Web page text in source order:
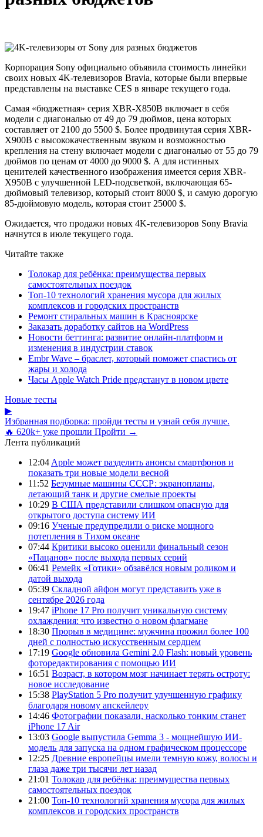
Корпорация Sony официально объявила стоимость линейки
своих новых 4K-телевизоров Bravia, которые были впервые
представлены на выставке CES в январе текущего года.
Самая «бюджетная» серия XBR-X850B включает в себя
модели с диагональю от 49 до 79 дюймов, цена которых
составляет от 2100 до 5500 $. Более продвинутая серия XBR-
X900B с высококачественным звуком и возможностью
крепления на стену включает модели с диагональю от 55 до 79
дюймов по ценам от 4000 до 9000 $. А для истинных
ценителей качественного изображения имеется серия XBR-
X950B с улучшенной LED-подсветкой, включающая 65-
дюймовый телевизор, который стоит 8000 $, и самую дорогую
85-дюймовую модель, которая стоит 25000 $.
Ожидается, что продажи новых 4K-телевизоров Sony Bravia
начнутся в июле текущего года.
Читайте также
Толокар для ребёнка: преимущества первых
самостоятельных поездок
Топ-10 технологий хранения мусора для жилых
комплексов и городских пространств
Ремонт стиральных машин в Красноярске
Заказать доработку сайтов на WordPress
Новости беттинга: развитие онлайн-платформ и
изменения в индустрии ставок
Embr Wave – браслет, который поможет спастись от
жары и холода
Часы Apple Watch Pride предстанут в новом цвете
Новые тесты
▶
Избранная подборка: пройди тесты и узнай себя лучше.
🔥 620k+ уже прошли Пройти →
Лента публикаций
12:04 Apple может разделить анонсы смартфонов и
показать три новые модели весной
11:52 Безумные машины СССР: экранопланы,
летающий танк и другие смелые проекты
10:29 В США представили слишком опасную для
открытого доступа систему ИИ
09:16 Ученые предупредили о риске мощного
потепления в Тихом океане
07:44 Критики высоко оценили финальный сезон
«Пацанов» после выхода первых серий
06:41 Ремейк «Готики» обзавёлся новым роликом и
датой выхода
05:39 Складной айфон могут представить уже в
сентябре 2026 года
19:47 iPhone 17 Pro получит уникальную систему
охлаждения: что известно о новом флагмане
18:30 Прорыв в медицине: мужчина прожил более 100
дней с полностью искусственным сердцем
17:19 Google обновила Gemini 2.0 Flash: новый уровень
фоторедактирования с помощью ИИ
16:51 Возраст, в котором мозг начинает терять остроту:
новое исследование
15:38 PlayStation 5 Pro получит улучшенную графику
благодаря новому апскейлеру
14:46 Фотографии показали, насколько тонким станет
iPhone 17 Air
13:03 Google выпустила Gemma 3 - мощнейшую ИИ-
модель для запуска на одном графическом процессоре
12:25 Древние европейцы имели темную кожу, волосы и
глаза даже три тысячи лет назад
21:01 Толокар для ребёнка: преимущества первых
самостоятельных поездок
21:00 Топ-10 технологий хранения мусора для жилых
комплексов и городских пространств